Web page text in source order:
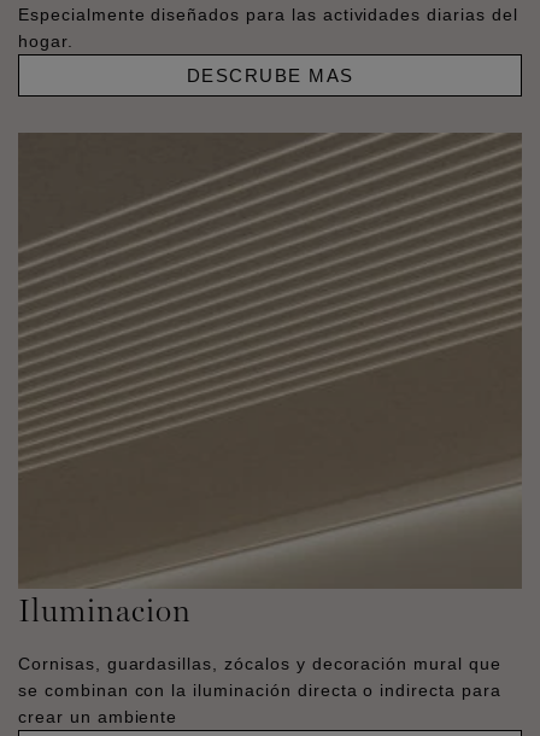
Especialmente diseñados para las actividades diarias del
hogar.
DESCRUBE MAS
Iluminacion
Cornisas, guardasillas, zócalos y decoración mural que
se combinan con la iluminación directa o indirecta para
crear un ambiente